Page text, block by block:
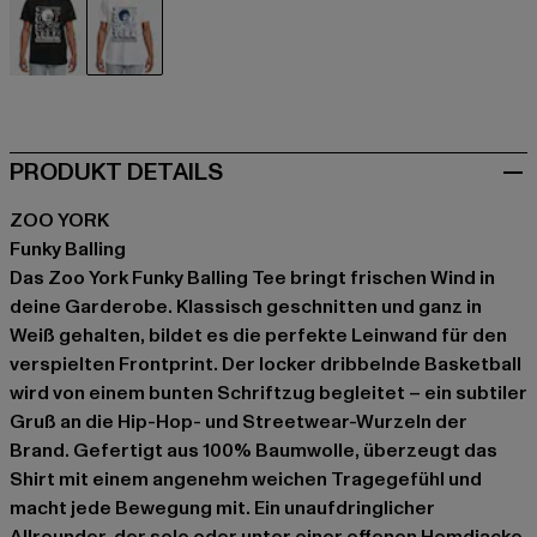
PRODUKT DETAILS
ZOO YORK
Funky Balling
Das Zoo York Funky Balling Tee bringt frischen Wind in
deine Garderobe. Klassisch geschnitten und ganz in
Weiß gehalten, bildet es die perfekte Leinwand für den
verspielten Frontprint. Der locker dribbelnde Basketball
wird von einem bunten Schriftzug begleitet – ein subtiler
Gruß an die Hip-Hop- und Streetwear-Wurzeln der
Brand. Gefertigt aus 100% Baumwolle, überzeugt das
Shirt mit einem angenehm weichen Tragegefühl und
macht jede Bewegung mit. Ein unaufdringlicher